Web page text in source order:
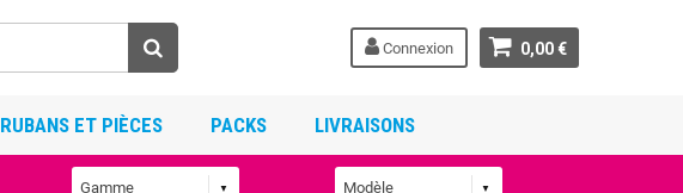
0,00 €
Connexion
RUBANS ET PIÈCES PACKS LIVRAISONS